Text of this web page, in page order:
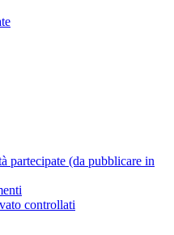
partecipate (da pubblicare in
controllati